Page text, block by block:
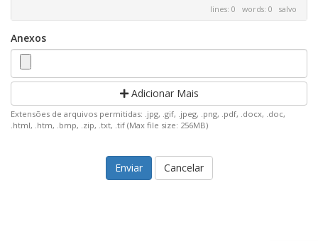
lines: 0 words: 0 salvo
Anexos
Adicionar Mais
Extensões de arquivos permitidas: .jpg, .gif, .jpeg, .png, .pdf, .docx, .doc,
.html, .htm, .bmp, .zip, .txt, .tif (Max file size: 256MB)
Cancelar